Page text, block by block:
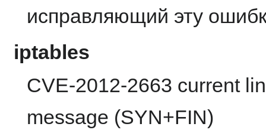
исправляющий эту
iptables
CVE-2012-2663 current
message (SYN+FIN)